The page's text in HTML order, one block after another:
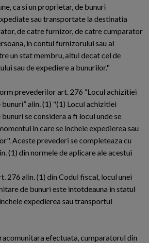
ca si un proprietar, de bunuri
sau transportate la destinatia
de catre furnizor, de catre cumparator
in contul furnizorului sau al
un stat membru, altul decat cel de
sau de expediere a bunurilor."
prevederilor art. 276 “Locul achizitiei
alin. (1) "(1) Locul achizitiei
se considera a fi locul unde se
in care se incheie expedierea sau
Aceste prevederi se completeaza cu
(1) din normele de aplicare ale acestui
276 alin. (1) din Codul fiscal, locul unei
de bunuri este intotdeauna in statul
expedierea sau transportul
efectuata, cumparatorul din